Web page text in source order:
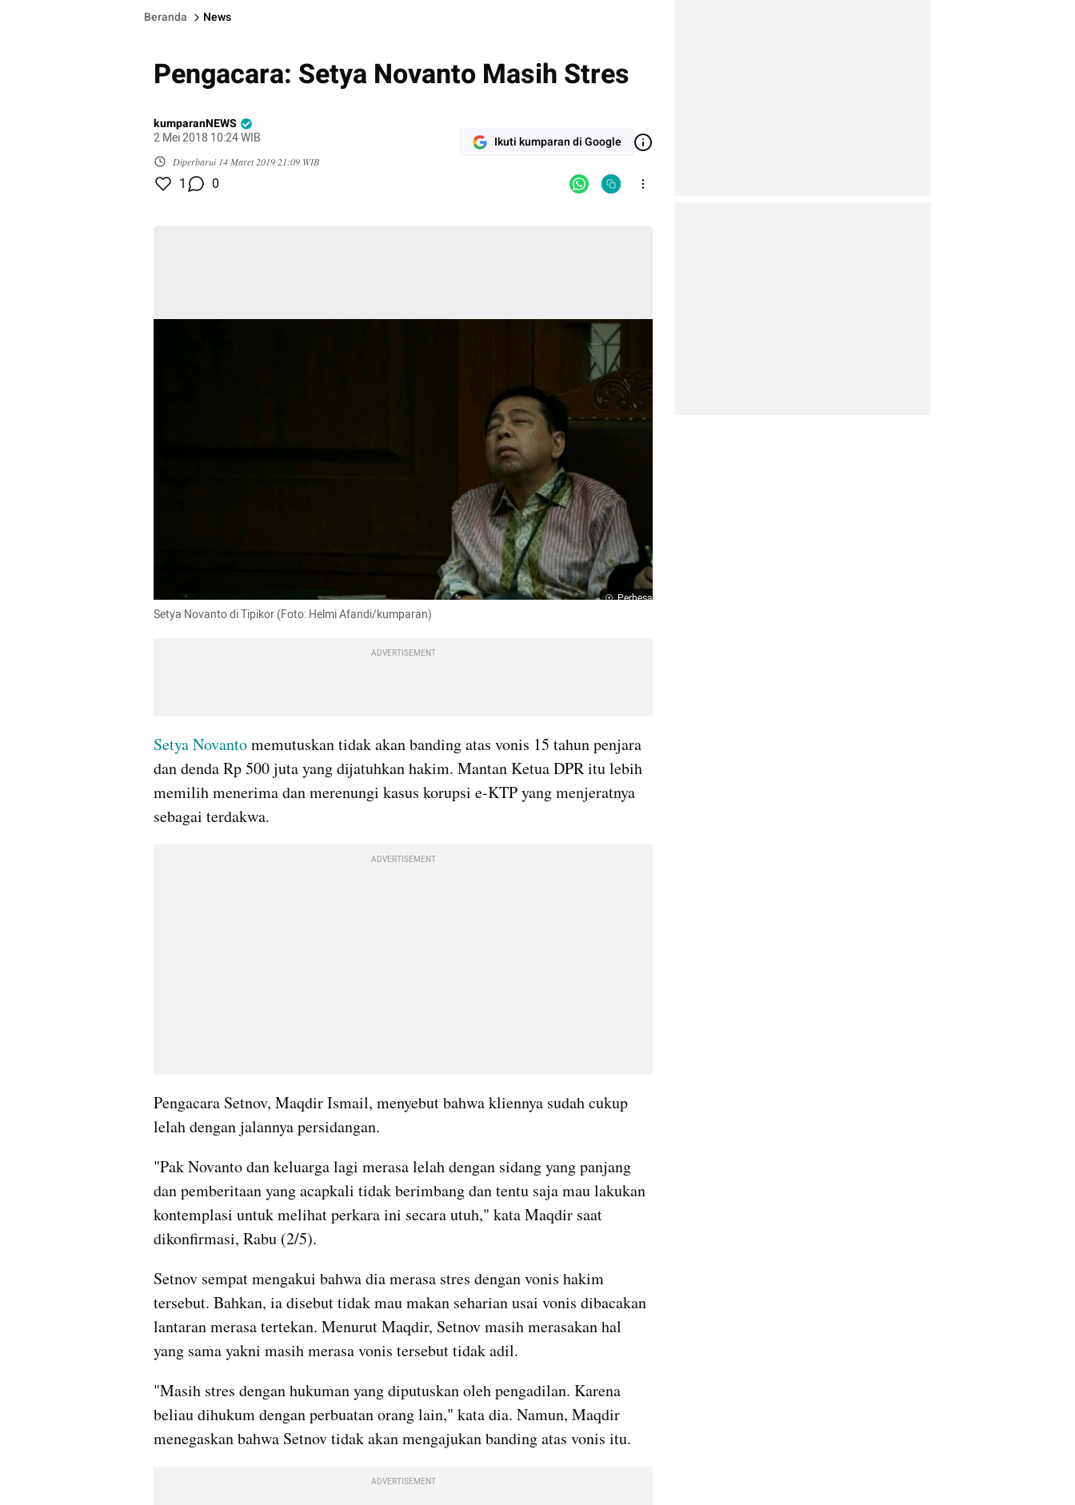
Beranda News
Pengacara: Setya Novanto Masih Stres
kumparanNEWS
2 Mei 2018 10:24 WIB
Diperbarui 14 Maret 2019 21:09 WIB
Ikuti kumparan di Google
1 0
Perbesar
Setya Novanto di Tipikor (Foto: Helmi Afandi/kumparan)
ADVERTISEMENT
Setya Novanto memutuskan tidak akan banding atas vonis 15 tahun penjara
dan denda Rp 500 juta yang dijatuhkan hakim. Mantan Ketua DPR itu lebih
memilih menerima dan merenungi kasus korupsi e-KTP yang menjeratnya
sebagai terdakwa.
ADVERTISEMENT
Pengacara Setnov, Maqdir Ismail, menyebut bahwa kliennya sudah cukup
lelah dengan jalannya persidangan.
"Pak Novanto dan keluarga lagi merasa lelah dengan sidang yang panjang
dan pemberitaan yang acapkali tidak berimbang dan tentu saja mau lakukan
kontemplasi untuk melihat perkara ini secara utuh," kata Maqdir saat
dikonfirmasi, Rabu (2/5).
Setnov sempat mengakui bahwa dia merasa stres dengan vonis hakim
tersebut. Bahkan, ia disebut tidak mau makan seharian usai vonis dibacakan
lantaran merasa tertekan. Menurut Maqdir, Setnov masih merasakan hal
yang sama yakni masih merasa vonis tersebut tidak adil.
"Masih stres dengan hukuman yang diputuskan oleh pengadilan. Karena
beliau dihukum dengan perbuatan orang lain," kata dia. Namun, Maqdir
menegaskan bahwa Setnov tidak akan mengajukan banding atas vonis itu.
ADVERTISEMENT